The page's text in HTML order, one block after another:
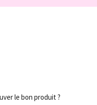
le bon produit ?